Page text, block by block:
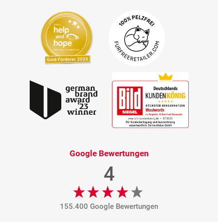
Google Bewertungen
4
155.400 Google Bewertungen